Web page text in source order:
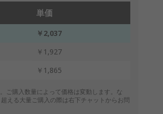
単価
￥2,037
￥1,927
￥1,865
ご購入数量によって価格は変動します。な
超える大量ご購入の際は右下チャットからお問